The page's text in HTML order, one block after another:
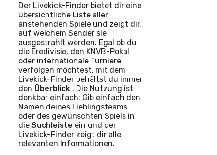
Der Livekick-Finder bietet dir eine
übersichtliche Liste aller
anstehenden Spiele und zeigt dir,
auf welchem Sender sie
ausgestrahlt werden. Egal ob du
die Eredivisie, den KNVB-Pokal
oder internationale Turniere
verfolgen möchtest, mit dem
Livekick-Finder behältst du immer
den Überblick . Die Nutzung ist
denkbar einfach: Gib einfach den
Namen deines Lieblingsteams
oder des gewünschten Spiels in
die Suchleiste ein und der
Livekick-Finder zeigt dir alle
relevanten Informationen.